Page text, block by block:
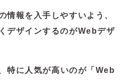
情報を入手しやすいよう、
デザインするのがWebデザ
特に人気が高いのが「Web